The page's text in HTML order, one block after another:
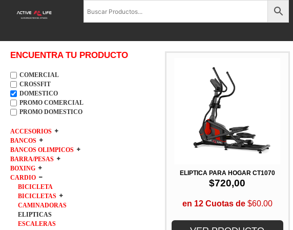
ENCUENTRA TU PRODUCTO
COMERCIAL
CROSSFIT
DOMESTICO
PROMO COMERCIAL
PROMO DOMESTICO
ACCESORIOS
BANCOS
BANCOS OLIMPICOS
BARRA/PESAS
BOXING
CARDIO
BICICLETA
BICICLETAS
CAMINADORAS
ELIPTICAS
ESCALERAS
ELÍPTICA PARA HOGAR CT1070
$720,00
en 12 Cuotas de$60.00